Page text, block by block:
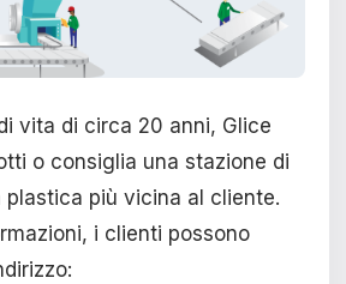
vita di circa 20 anni, Glice
o consiglia una stazione di
più vicina al cliente.
i clienti possono